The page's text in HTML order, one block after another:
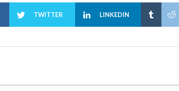
TWITTER LINKEDIN